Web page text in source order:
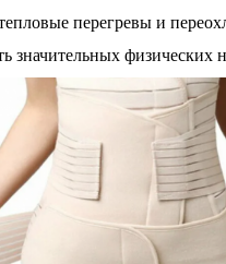
перегревы и
значительных физических